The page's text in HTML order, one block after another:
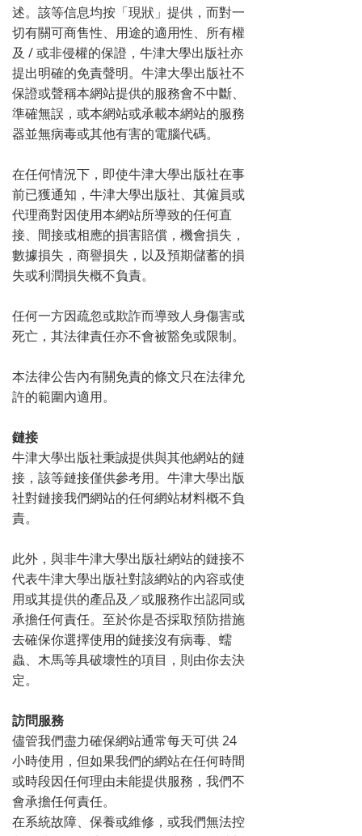
述。該等信息均按「現狀」提供，而對一
切有關可商售性、用途的適用性、所有權
及 / 或非侵權的保證，牛津大學出版社亦
提出明確的免責聲明。牛津大學出版社不
保證或聲稱本網站提供的服務會不中斷、
準確無誤，或本網站或承載本網站的服務
器並無病毒或其他有害的電腦代碼。
在任何情況下，即使牛津大學出版社在事
前已獲通知，牛津大學出版社、其僱員或
代理商對因使用本網站所導致的任何直
接、間接或相應的損害賠償，機會損失，
數據損失，商譽損失，以及預期儲蓄的損
失或利潤損失概不負責。
任何一方因疏忽或欺詐而導致人身傷害或
死亡，其法律責任亦不會被豁免或限制。
本法律公告內有關免責的條文只在法律允
許的範圍內適用。
鏈接
牛津大學出版社秉誠提供與其他網站的鏈
接，該等鏈接僅供參考用。牛津大學出版
社對鏈接我們網站的任何網站材料概不負
責。
此外，與非牛津大學出版社網站的鏈接不
代表牛津大學出版社對該網站的內容或使
用或其提供的產品及／或服務作出認同或
承擔任何責任。至於你是否採取預防措施
去確保你選擇使用的鏈接沒有病毒、蠕
蟲、木馬等具破壞性的項目，則由你去決
定。
訪問服務
儘管我們盡力確保網站通常每天可供 24
小時使用，但如果我們的網站在任何時間
或時段因任何理由未能提供服務，我們不
會承擔任何責任。
在系統故障、保養或維修，或我們無法控